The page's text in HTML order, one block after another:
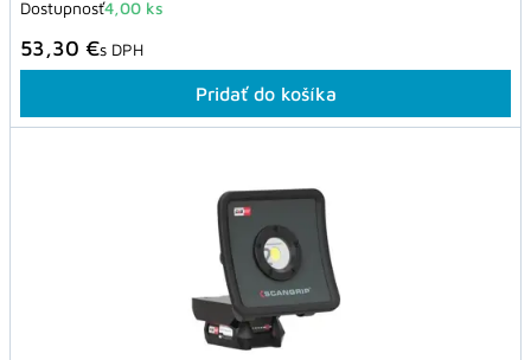
Dostupnosť4,00 ks
53,30 €s DPH
Pridať do košíka